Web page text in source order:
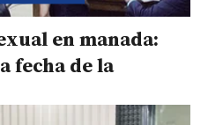
en manada:
fecha de la